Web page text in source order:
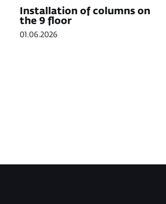
Installation of columns on
the 9 floor
01.06.2026